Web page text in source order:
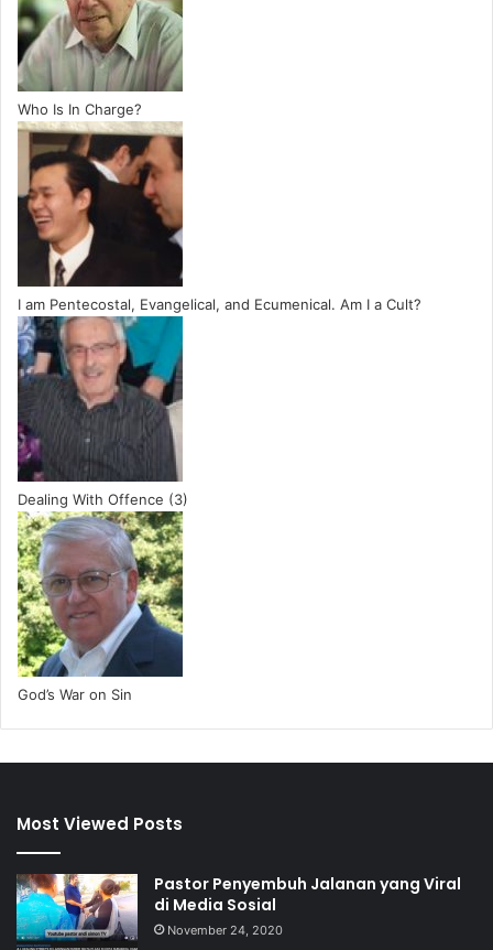
Who Is In Charge?
I am Pentecostal, Evangelical, and Ecumenical. Am I a Cult?
Dealing With Offence (3)
God’s War on Sin
Most Viewed Posts
Pastor Penyembuh Jalanan yang Viral
di Media Sosial
November 24, 2020